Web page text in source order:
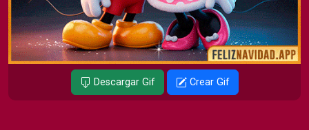
Descargar Gif Crear Gif